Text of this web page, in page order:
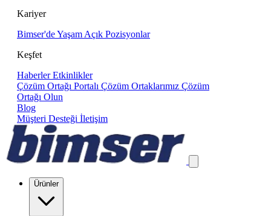
Kariyer
Bimser'de Yaşam Açık Pozisyonlar
Keşfet
Haberler Etkinlikler
Çözüm Ortağı Portalı Çözüm Ortaklarımız Çözüm
Ortağı Olun
Blog
Müşteri Desteği İletişim
Ürünler